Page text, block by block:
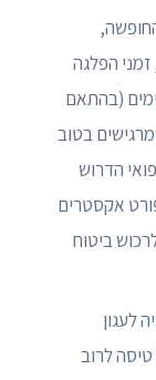
הפלגה
(בהתאם
בטוב
הדרוש
אקסטרים
ביטוח
לעגון
לרוב